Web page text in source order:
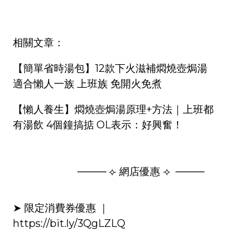
相關文章：
【簡單省時湯包】12款下火滋補燜燒壺焗湯
適合懶人一族 上班族 免開火免煮
【懶人養生】燜燒壺焗湯原理+方法｜上班都
有湯飲 4個鐘搞掂 OL表示：好興奮！
──── ⟣ 網店優惠 ⟢ ​ ────
➤ 限定消費券優惠 ｜
https://bit.ly/3QgLZLQ